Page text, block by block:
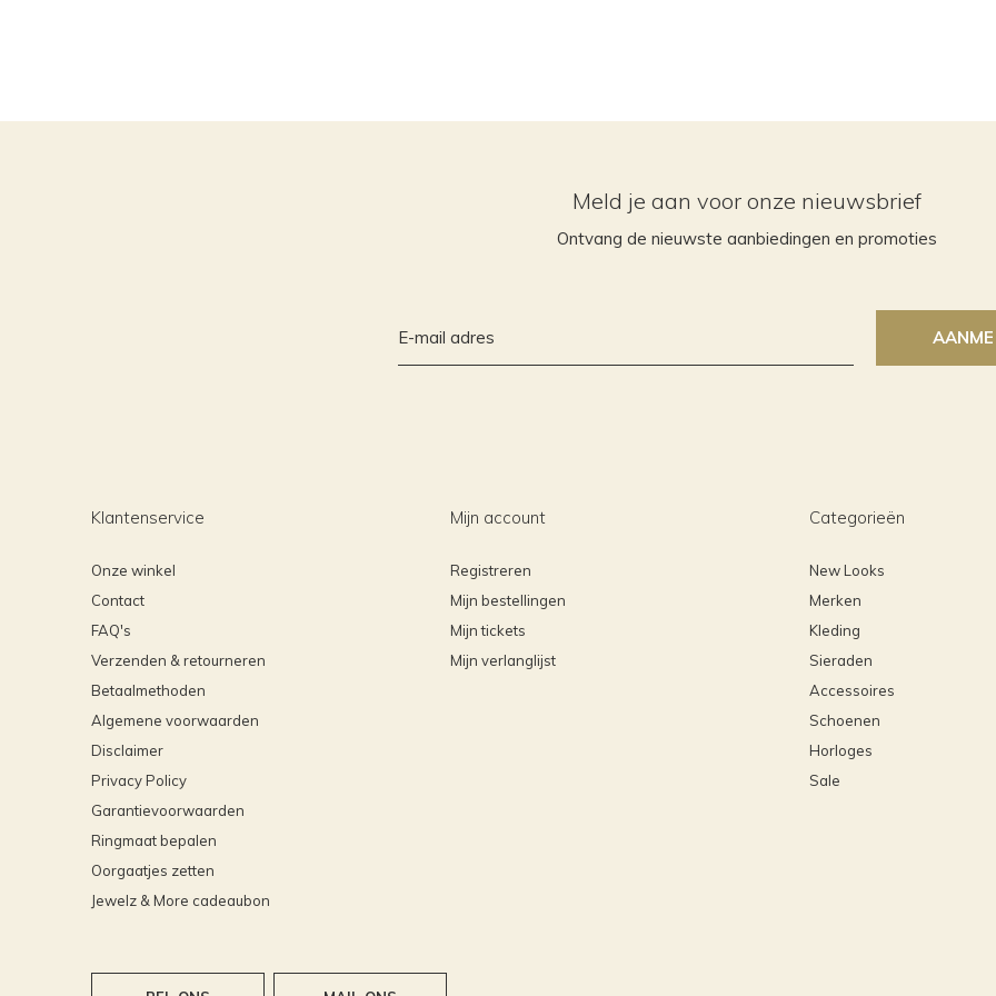
Meld je aan voor onze nieuwsbrief
Ontvang de nieuwste aanbiedingen en promoties
Klantenservice
Onze winkel
Contact
FAQ's
Verzenden & retourneren
Betaalmethoden
Algemene voorwaarden
Disclaimer
Privacy Policy
Garantievoorwaarden
Ringmaat bepalen
Oorgaatjes zetten
Jewelz & More cadeaubon
Mijn account
Registreren
Mijn bestellingen
Mijn tickets
Mijn verlanglijst
Categorieën
New Looks
Merken
Kleding
Sieraden
Accessoires
Schoenen
Horloges
Sale